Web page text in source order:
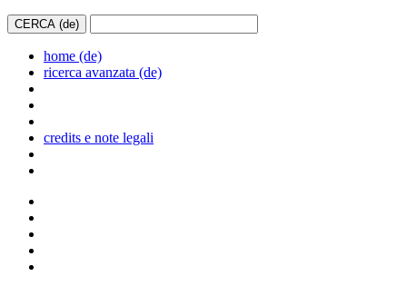
home (de)
ricerca avanzata (de)
credits e note legali